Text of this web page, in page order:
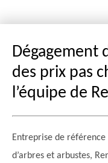
Dégagement
des prix pas
l’équipe de
Entreprise de
d’arbres et arbustes,